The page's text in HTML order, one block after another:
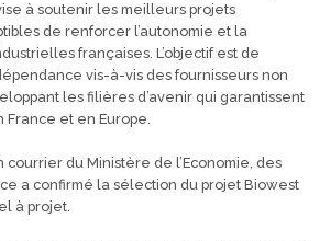
à soutenir les meilleurs projets
de renforcer l’autonomie et la
françaises. L’objectif est de
vis-à-vis des fournisseurs non
les filières d’avenir qui garantissent
et en Europe.
du Ministère de l’Economie, des
a confirmé la sélection du projet Biowest
à projet.